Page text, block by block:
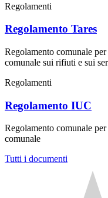
Regolamenti
Regolamento Tares
Regolamento comunale
comunale sui rifiuti e sui
Regolamenti
Regolamento IUC
Regolamento comunale
comunale
Tutti i documenti